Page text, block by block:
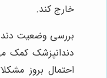
خارج کند.
بررسی وضعیت
دندانپزشک کمک
احتمال بروز